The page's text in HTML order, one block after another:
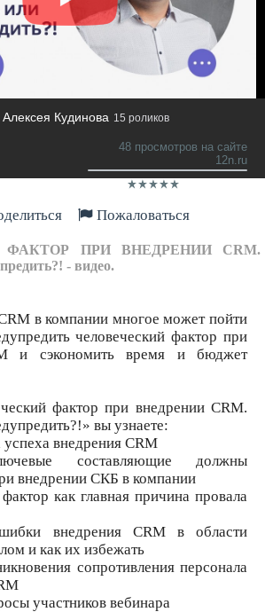
Кудинова 15 роликов
48 просмотров на сайте
12n.ru
Пожаловаться
ПРИ ВНЕДРЕНИИ CRM.
- видео.
в компании многое может пойти
человеческий фактор при
и сэкономить время и бюджет
фактор при внедрении CRM.
вы узнаете:
внедрения CRM
составляющие должны
внедрении СКБ в компании
как главная причина провала
внедрения CRM в области
и как их избежать
сопротивления персонала
участников вебинара